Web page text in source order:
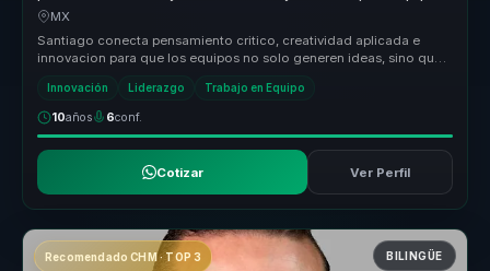
de trabajo.
MX
Santiago conecta pensamiento critico, creatividad aplicada e
innovacion para que los equipos no solo generen ideas, sino que
Innovación Liderazgo Trabajo en Equipo
10años 6conf.
Cotizar Ver Perfil
Recomendado CHM · TOP 3 BILINGÜE